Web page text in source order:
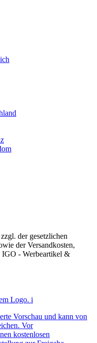
der gesetzlichen
der Versandkosten,
IGO - Werbeartikel &
Logo. i
Vorschau und kann von
Vor
kostenlosen